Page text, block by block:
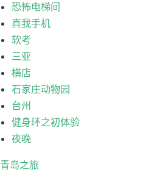
恐怖电梯间
真我手机
软考
三亚
横店
石家庄动物园
台州
健身环之初体验
夜晚
青岛之旅